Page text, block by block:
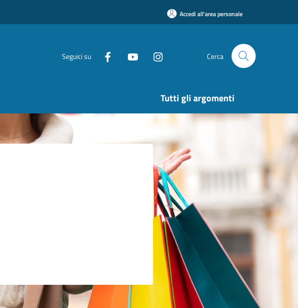
Accedi all'area personale
Seguici su Cerca
Tutti gli argomenti